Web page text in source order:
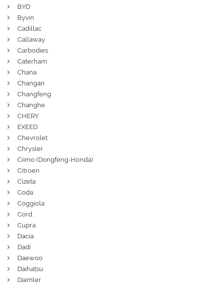
BYD
Byvin
Cadillac
Callaway
Carbodies
Caterham
Chana
Changan
Changfeng
Changhe
CHERY
EXEED
Chevrolet
Chrysler
Ciimo (Dongfeng-Honda)
Citroen
Cizeta
Coda
Coggiola
Cord
Cupra
Dacia
Dadi
Daewoo
Daihatsu
Daimler